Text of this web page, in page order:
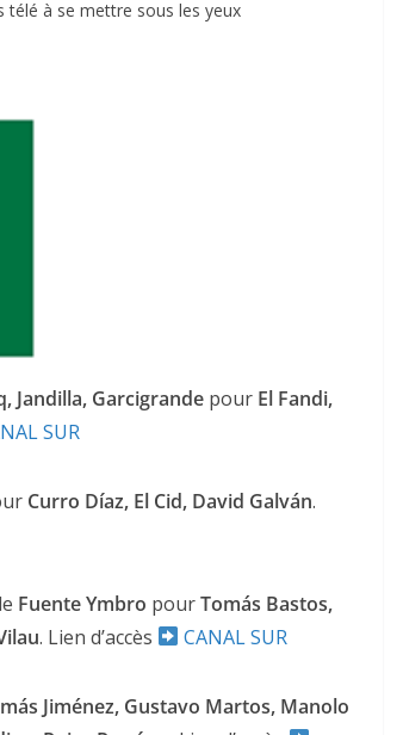
télé à se mettre sous les yeux
Jandilla, Garcigrande pour El Fandi,
SUR
Curro Díaz, El Cid, David Galván.
Fuente Ymbro pourTomás Bastos,
. Lien d’accès CANAL SUR
Jiménez, Gustavo Martos, Manolo
ACTUALITÉS TAURINES
Istres : la feria des